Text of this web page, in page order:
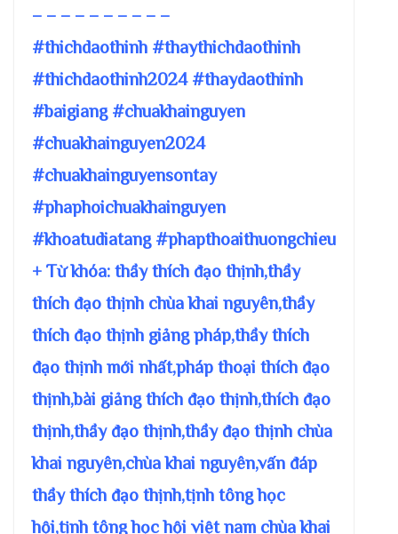
– – – – – – – – – –
#thichdaothinh #thaythichdaothinh
#thichdaothinh2024 #thaydaothinh
#baigiang #chuakhainguyen
#chuakhainguyen2024
#chuakhainguyensontay
#phaphoichuakhainguyen
#khoatudiatang #phapthoaithuongchieu
+ Từ khóa: thầy thích đạo thịnh,thầy
thích đạo thịnh chùa khai nguyên,thầy
thích đạo thịnh giảng pháp,thầy thích
đạo thịnh mới nhất,pháp thoại thích đạo
thịnh,bài giảng thích đạo thịnh,thích đạo
thịnh,thầy đạo thịnh,thầy đạo thịnh chùa
khai nguyên,chùa khai nguyên,vấn đáp
thầy thích đạo thịnh,tịnh tông học
hội,tịnh tông học hội việt nam chùa khai